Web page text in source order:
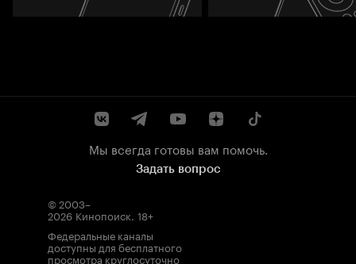
Мы всегда готовы вам помочь.
Задать вопрос
© 2003–
2026 Кинопоиск. 18+
Федеральные каналы
доступны для бесплатного
просмотра круглосуточно